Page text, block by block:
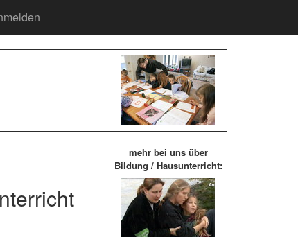
mehr bei uns über
Bildung / Hausunterricht: